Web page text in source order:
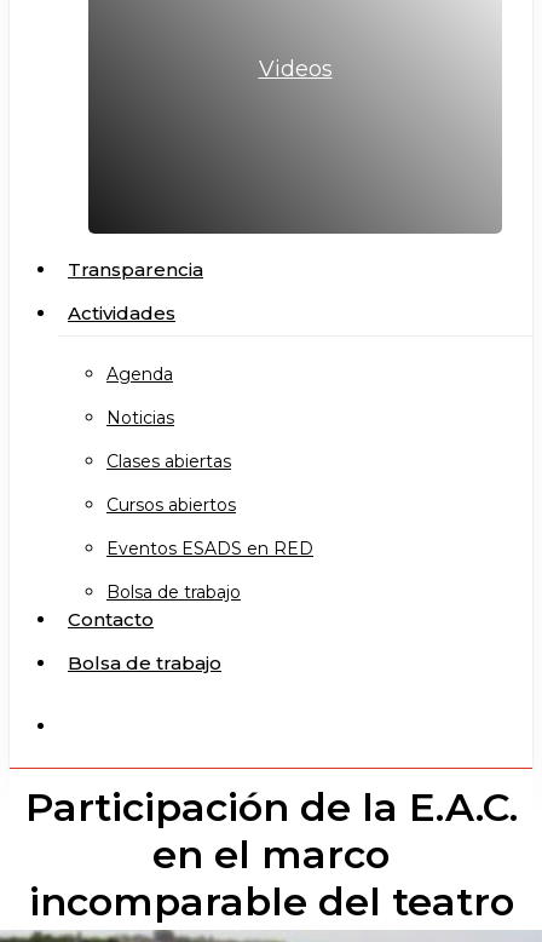
Videos
Transparencia
Actividades
Agenda
Noticias
Clases abiertas
Cursos abiertos
Eventos ESADS en RED
Bolsa de trabajo
Contacto
Bolsa de trabajo
Participación de la E.A.C.
en el marco
incomparable del teatro